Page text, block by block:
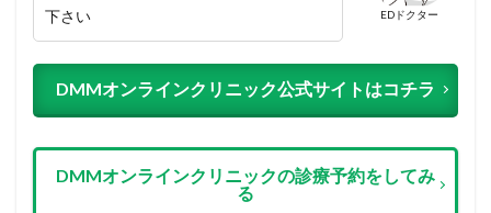
EDドクター
下さい
DMMオンラインクリニック公式サイトはコチラ
DMMオンラインクリニックの診療予約をしてみ
る